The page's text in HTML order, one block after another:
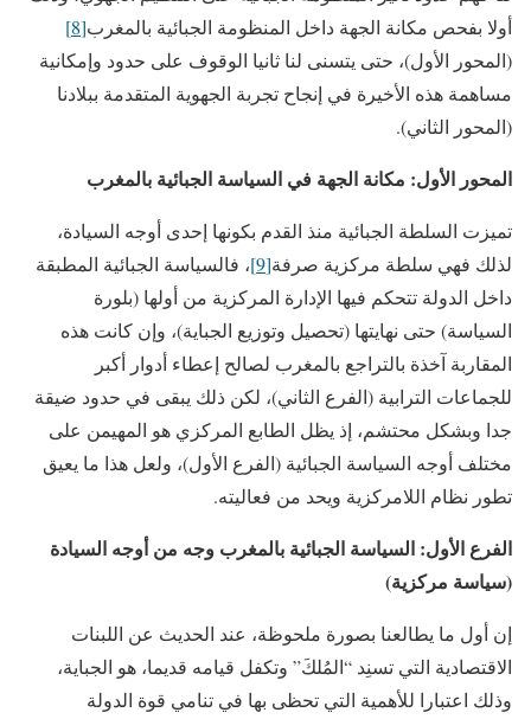
أولا بفحص مكانة الجهة داخل المنظومة الجبائية بالمغرب[8]
(المحور الأول)، حتى يتسنى لنا ثانيا الوقوف على حدود وإمكانية
مساهمة هذه الأخيرة في إنجاح تجربة الجهوية المتقدمة ببلادنا
(المحور الثاني).
المحور الأول: مكانة الجهة في السياسة الجبائية بالمغرب
تميزت السلطة الجبائية منذ القدم بكونها إحدى أوجه السيادة،
لذلك فهي سلطة مركزية صرفة[9]
، فالسياسة الجبائية المطبقة
داخل الدولة تتحكم فيها الإدارة المركزية من أولها (بلورة
السياسة) حتى نهايتها (تحصيل وتوزيع الجباية)، وإن كانت هذه
المقاربة آخذة بالتراجع بالمغرب لصالح إعطاء أدوار أكبر
للجماعات الترابية (الفرع الثاني)، لكن ذلك يبقى في حدود ضيقة
جدا وبشكل محتشم، إذ يظل الطابع المركزي هو المهيمن على
مختلف أوجه السياسة الجبائية (الفرع الأول)، ولعل هذا ما يعيق
تطور نظام اللامركزية ويحد من فعاليته.
الفرع الأول: السياسة الجبائية بالمغرب وجه من أوجه السيادة
(سياسة مركزية)
إن أول ما يطالعنا بصورة ملحوظة، عند الحديث عن اللبنات
الاقتصادية التي تسنِد “المُلكَ” وتكفل قيامه قديما، هو الجباية،
وذلك اعتبارا للأهمية التي تحظى بها في تنامي قوة الدولة